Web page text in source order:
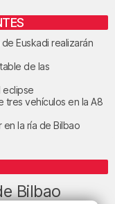
Euskadi realizarán
de las
eclipse
tres vehículos en la A8
la ría de Bilbao
Bilbao